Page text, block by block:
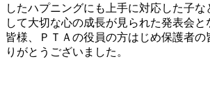
したハプニングにも上手に対応した子
して大切な心の成長が見られた発表会
皆様、ＰＴＡの役員の方はじめ保護者の
りがとうございました。